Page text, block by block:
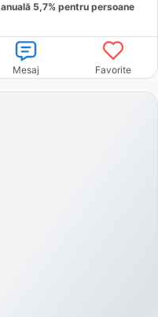
anuală 5,7% pentru persoane
Mesaj Favorite